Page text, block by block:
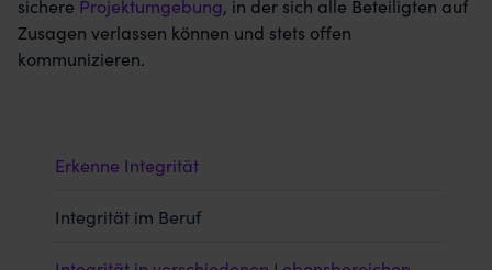
sichere Projektumgebung, in der sich alle Beteiligten auf
Zusagen verlassen können und stets offen
kommunizieren.
Erkenne Integrität
Integrität im Beruf